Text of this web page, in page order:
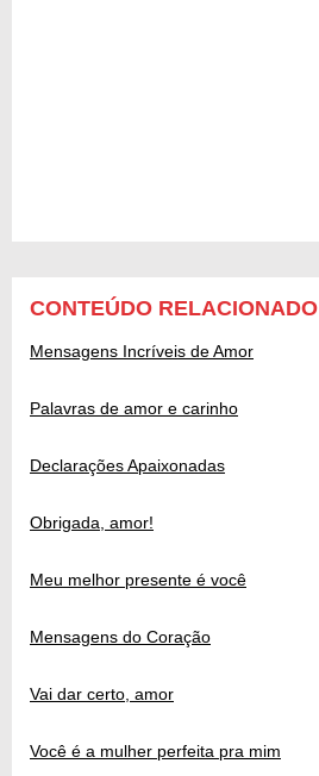
CONTEÚDO RELACIONADO
Mensagens Incríveis de Amor
Palavras de amor e carinho
Declarações Apaixonadas
Obrigada, amor!
Meu melhor presente é você
Mensagens do Coração
Vai dar certo, amor
Você é a mulher perfeita pra mim